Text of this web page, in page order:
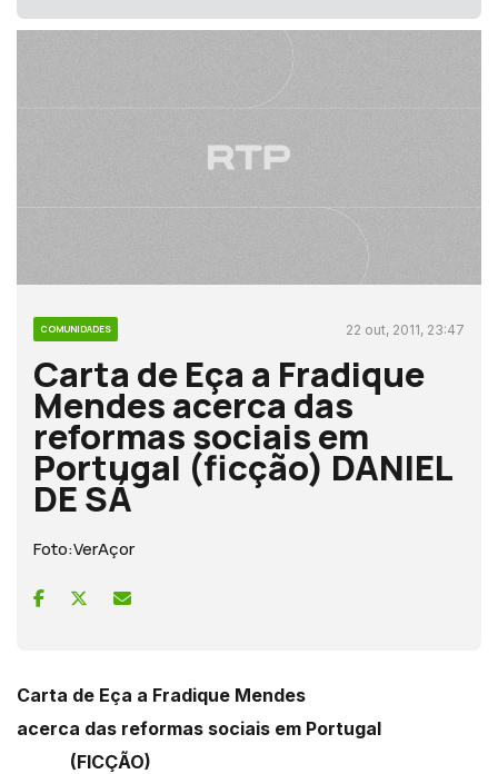
COMUNIDADES 22 out, 2011, 23:47
Carta de Eça a Fradique
Mendes acerca das
reformas sociais em
Portugal (ficção) DANIEL
DE SÁ
Foto:VerAçor
Carta de Eça a Fradique Mendes
acerca das reformas sociais em Portugal
(FICÇÃO)